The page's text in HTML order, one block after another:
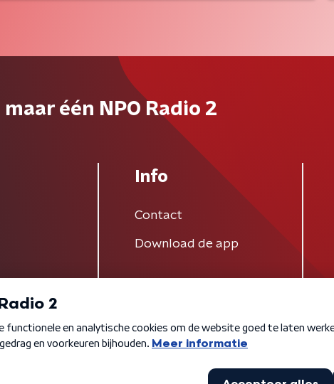
maar één NPO Radio 2
Info
Contact
Download de app
Privacybeleid